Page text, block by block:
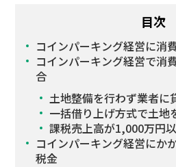
目次
コインパーキング経営に消
コインパーキング経営で消
合
土地整備を行わず業者に
一括借り上げ方式で土地
課税売上高が1,000万円
コインパーキング経営にか
税金